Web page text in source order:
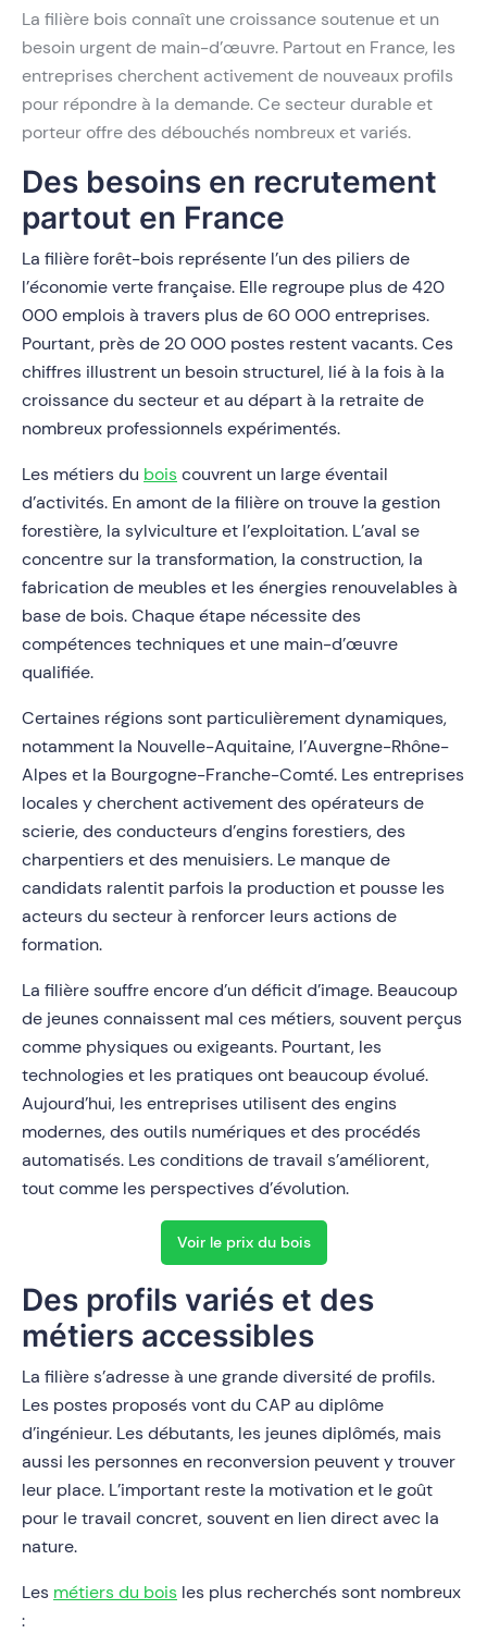
La filière bois connaît une croissance soutenue et un
besoin urgent de main-d’œuvre. Partout en France, les
entreprises cherchent activement de nouveaux profils
pour répondre à la demande. Ce secteur durable et
porteur offre des débouchés nombreux et variés.
Des besoins en recrutement
partout en France
La filière forêt-bois représente l’un des piliers de
l’économie verte française. Elle regroupe plus de 420
000 emplois à travers plus de 60 000 entreprises.
Pourtant, près de 20 000 postes restent vacants. Ces
chiffres illustrent un besoin structurel, lié à la fois à la
croissance du secteur et au départ à la retraite de
nombreux professionnels expérimentés.
Les métiers du boiscouvrent un large éventail
d’activités. En amont de la filière on trouve la gestion
forestière, la sylviculture et l’exploitation. L’aval se
concentre sur la transformation, la construction, la
fabrication de meubles et les énergies renouvelables à
base de bois. Chaque étape nécessite des
compétences techniques et une main-d’œuvre
qualifiée.
Certaines régions sont particulièrement dynamiques,
notamment la Nouvelle-Aquitaine, l’Auvergne-Rhône-
Alpes et la Bourgogne-Franche-Comté. Les entreprises
locales y cherchent activement des opérateurs de
scierie, des conducteurs d’engins forestiers, des
charpentiers et des menuisiers. Le manque de
candidats ralentit parfois la production et pousse les
acteurs du secteur à renforcer leurs actions de
formation.
La filière souffre encore d’un déficit d’image. Beaucoup
de jeunes connaissent mal ces métiers, souvent perçus
comme physiques ou exigeants. Pourtant, les
technologies et les pratiques ont beaucoup évolué.
Aujourd’hui, les entreprises utilisent des engins
modernes, des outils numériques et des procédés
automatisés. Les conditions de travail s’améliorent,
tout comme les perspectives d’évolution.
Voir le prix du bois
Des profils variés et des
métiers accessibles
La filière s’adresse à une grande diversité de profils.
Les postes proposés vont du CAP au diplôme
d’ingénieur. Les débutants, les jeunes diplômés, mais
aussi les personnes en reconversion peuvent y trouver
leur place. L’important reste la motivation et le goût
pour le travail concret, souvent en lien direct avec la
nature.
Les métiers du bois les plus recherchés sont nombreux
: